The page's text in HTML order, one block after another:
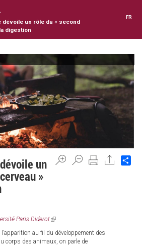
dévoile un rôle du « second
digestion
FR
un
»
Paris Diderot(link
external)
l’apparition au fil du développement des
corps des animaux, on parle de